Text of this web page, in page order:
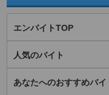
エンバイトTOP
人気のバイト
あなたへのおすすめバイ